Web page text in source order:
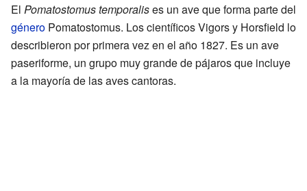
El Pomatostomus temporalises un ave que forma parte del
género Pomatostomus. Los científicos Vigors y Horsfield lo
describieron por primera vez en el año 1827. Es un ave
paseriforme, un grupo muy grande de pájaros que incluye
a la mayoría de las aves cantoras.